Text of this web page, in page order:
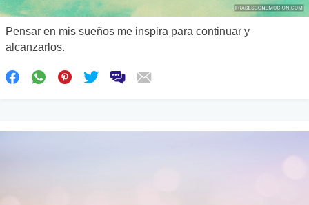
Pensar en mis sueños me inspira para continuar y
alcanzarlos.